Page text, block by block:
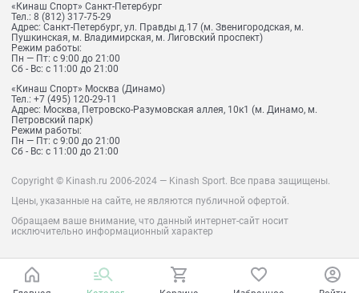
«Кинаш Спорт» Санкт-Петербург
Тел.: 8 (812) 317-75-29
Адрес: Санкт-Петербург, ул. Правды д.17 (м. Звенигородская, м.
Пушкинская, м. Владимирская, м. Лиговский проспект)
Режим работы:
Пн — Пт: с 9:00 до 21:00
Сб - Вс: с 11:00 до 21:00
«Кинаш Спорт» Москва (Динамо)
Тел.: +7 (495) 120-29-11
Адрес: Москва, Петровско-Разумовская аллея, 10к1 (м. Динамо, м.
Петровский парк)
Режим работы:
Пн — Пт: с 9:00 до 21:00
Сб - Вс: с 11:00 до 21:00
Copyright © Kinash.ru 2006-2024 — Kinash Sport. Все права защищены.
Цены, указанные на сайте, не являются публичной офертой.
Обращаем ваше внимание, что данный интернет-сайт носит
исключительно информационный характер